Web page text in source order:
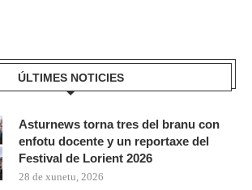
ÚLTIMES NOTICIES
Asturnews torna tres del branu con
enfotu docente y un reportaxe del
Festival de Lorient 2026
28 de xunetu, 2026